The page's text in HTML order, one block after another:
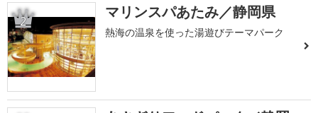
2 マリンスパあたみ／静岡県
熱海の温泉を使った湯遊びテーマパーク